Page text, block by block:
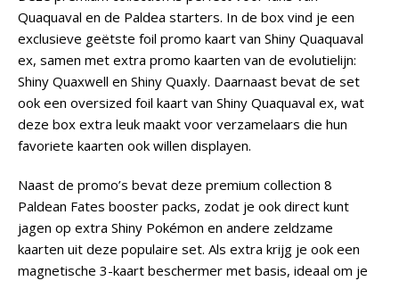
Quaquaval en de Paldea starters. In de box vind je een
exclusieve geëtste foil promo kaart van Shiny Quaquaval
ex, samen met extra promo kaarten van de evolutielijn:
Shiny Quaxwell en Shiny Quaxly. Daarnaast bevat de set
ook een oversized foil kaart van Shiny Quaquaval ex, wat
deze box extra leuk maakt voor verzamelaars die hun
favoriete kaarten ook willen displayen.
Naast de promo’s bevat deze premium collection 8
Paldean Fates booster packs, zodat je ook direct kunt
jagen op extra Shiny Pokémon en andere zeldzame
kaarten uit deze populaire set. Als extra krijg je ook een
magnetische 3-kaart beschermer met basis, ideaal om je